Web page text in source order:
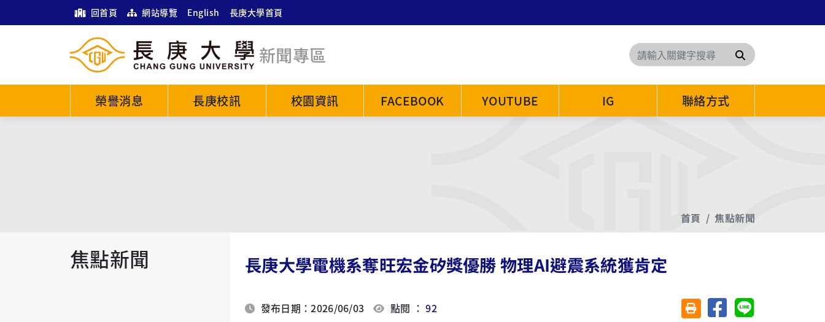
回首頁 網站導覽 English 長庚大學首頁
新聞專區 搜尋
榮譽消息 長庚校訊 校園資訊 FACEBOOK YOUTUBE IG 聯絡方式
首頁 焦點新聞
焦點新聞 長庚大學電機系奪旺宏金矽獎優勝 物理AI避震系統獲肯定
發布日期：2026/06/03 點閱 ：92 友善列印(另開視窗)
分享至臉書分享至 Line